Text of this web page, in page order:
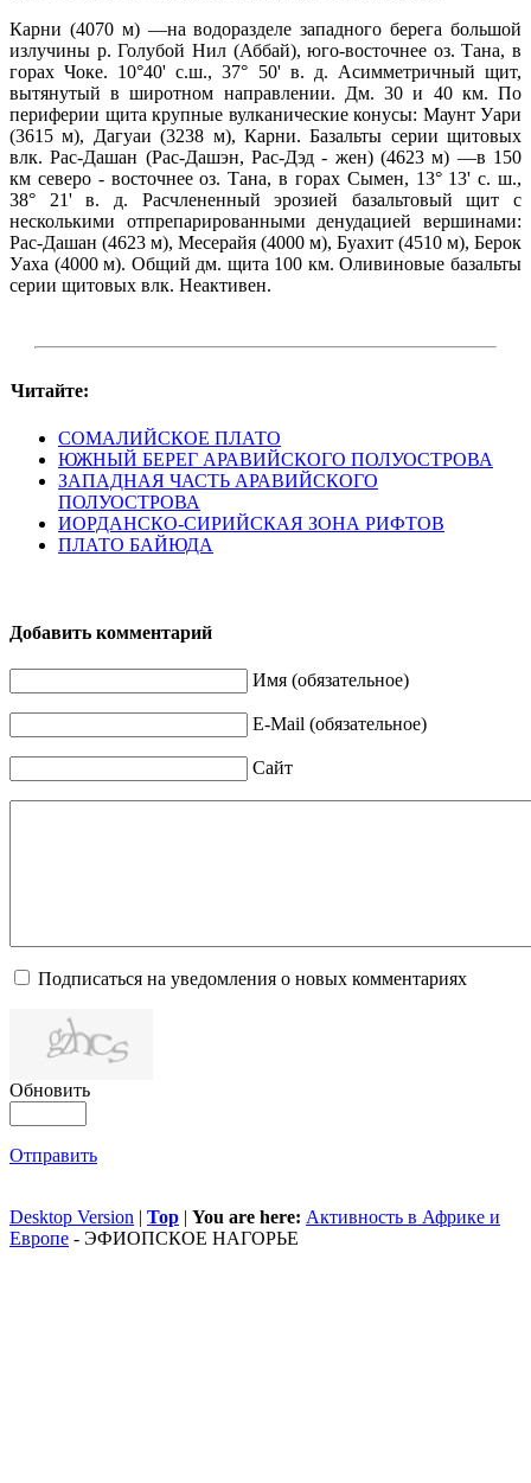
Карни (4070 м) —на водоразделе западного берега большой
излучины р. Голубой Нил (Аббай), юго-восточнее оз. Тана, в
горах Чоке. 10°40' с.ш., 37° 50' в. д. Асимметричный щит,
вытянутый в широтном направлении. Дм. 30 и 40 км. По
периферии щита крупные вулканические конусы: Маунт Уари
(3615 м), Дагуаи (3238 м), Карни. Базальты серии щитовых
влк. Рас-Дашан (Рас-Дашэн, Рас-Дэд - жен) (4623 м) —в 150
км северо - восточнее оз. Тана, в горах Сымен, 13° 13' с. ш.,
38° 21' в. д. Расчлененный эрозией базальтовый щит с
несколькими отпрепарированными денудацией вершинами:
Рас-Дашан (4623 м), Месерайя (4000 м), Буахит (4510 м), Берок
Уаха (4000 м). Общий дм. щита 100 км. Оливиновые базальты
серии щитовых влк. Неактивен.
Читайте:
СОМАЛИЙСКОЕ ПЛАТО
ЮЖНЫЙ БЕРЕГ АРАВИЙСКОГО ПОЛУОСТРОВА
ЗАПАДНАЯ ЧАСТЬ АРАВИЙСКОГО
ПОЛУОСТРОВА
ИОРДАНСКО-СИРИЙСКАЯ ЗОНА РИФТОВ
ПЛАТО БАЙЮДА
Добавить комментарий
Имя (обязательное)
E-Mail (обязательное)
Сайт
Подписаться на уведомления о новых комментариях
Обновить
Отправить
Desktop Version | Top | You are here: Активность в Африке и
Европе - ЭФИОПСКОЕ НАГОРЬЕ